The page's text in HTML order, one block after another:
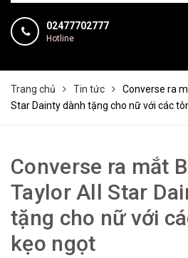
02477702777
Hotline
Trang chủ Tin tức
Converse ra
Star Dainty dành tặng cho nữ với các
Converse ra mắt
Taylor All Star
tặng cho nữ với
kẹo ngọt